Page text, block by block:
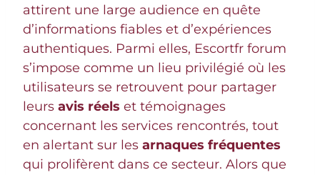
attirent une large audience en quête
d’informations fiables et d’expériences
authentiques. Parmi elles, Escortfr forum
s’impose comme un lieu privilégié où les
utilisateurs se retrouvent pour partager
leurs avis réels et témoignages
concernant les services rencontrés, tout
en alertant sur les arnaques fréquentes
qui prolifèrent dans ce secteur. Alors que